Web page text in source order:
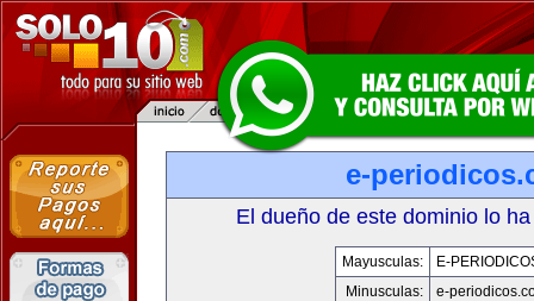
e-
El dueño de este dominio lo
Mayusculas:
E-
Minusculas:
e-